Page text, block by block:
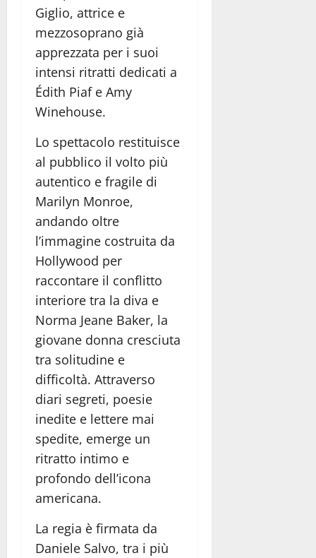
Giglio, attrice e
mezzosoprano già
apprezzata per i suoi
intensi ritratti dedicati a
Édith Piaf e Amy
Winehouse.
Lo spettacolo restituisce
al pubblico il volto più
autentico e fragile di
Marilyn Monroe,
andando oltre
l’immagine costruita da
Hollywood per
raccontare il conflitto
interiore tra la diva e
Norma Jeane Baker, la
giovane donna cresciuta
tra solitudine e
difficoltà. Attraverso
diari segreti, poesie
inedite e lettere mai
spedite, emerge un
ritratto intimo e
profondo dell’icona
americana.
La regia è firmata da
Daniele Salvo, tra i più